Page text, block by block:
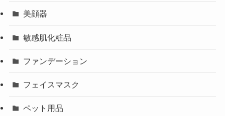
美顔器
敏感肌化粧品
ファンデーション
フェイスマスク
ペット用品